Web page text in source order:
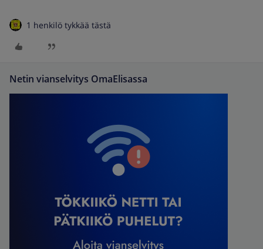
1 henkilö tykkää tästä
Netin vianselvitys OmaElisassa